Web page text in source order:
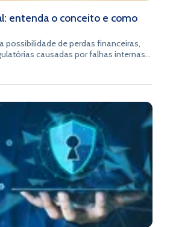
entenda o conceito e como
possibilidade de perdas financeiras,
causadas por falhas internas
pessoas ou estrutura